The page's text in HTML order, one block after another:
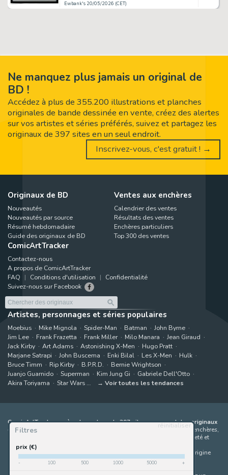
Filtres
réinitialiser
prix (€)
- 100 500 1000 5000 +
Ewbank's 20/05/2026 (CET)
Ne manquez plus jamais un original de
BD !
Accédez à plus de 355.200 illustrations et planches
originales de bande dessinée en vente, créez des alertes
sur vos artistes et séries préférés, suivez et partagez les
originaux de 397 sites en un seul endroit.
Inscrivez-vous, c'est gratuit ! →
Originaux de BD
Nouveautés
Nouveautés par source
Résumé hebdomadaire
Guide des originaux de BD
Ventes aux enchères
Calendrier des ventes
Résultats des ventes
Enchères particuliers
Top 300 des ventes
ComicArtTracker
Contactez-nous
A propos de ComicArtTracker
FAQ
Conditions d'utilisation
Confidentialité
Suivez-nous sur Facebook
Artistes, personnages et séries populaires
Moebius Mike Mignola Spider-Man Batman
John Byrne
Jim Lee
Frank Frazetta Frank Miller Milo Manara
Jean Giraud
Jack Kirby
Art Adams Astonishing X-Men
Hugo Pratt
Marjane Satrapi
John Buscema Enki Bilal Les X-Men
Hulk
Bruce Timm
Rip Kirby B.P.R.D.
Bernie Wrightson
Juanjo Guarnido
Superman Kim Jung Gi
Gabriele Dell'Otto
Akira Toriyama
Star Wars Voir toutes les tendances
ComicArtTracker agrège le contenu de 397 sites proposant des originaux
de bandes dessinées à la vente
(galeries, maisons de ventes aux enchères,
places de marché et sites d'artistes). Aucun produit ne peut être acheté et
aucune enchère ne peut être effectuée directement sur le site de
ComicArtTracker. En cas de différence entre les contenus, le site d'origine
prévaut toujours. Certains liens sur ComicArtTracker sont des liens